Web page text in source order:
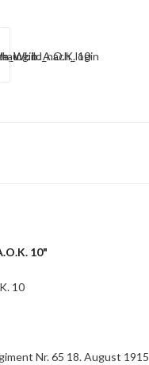
10"
10
Nr. 65 18. August 1915